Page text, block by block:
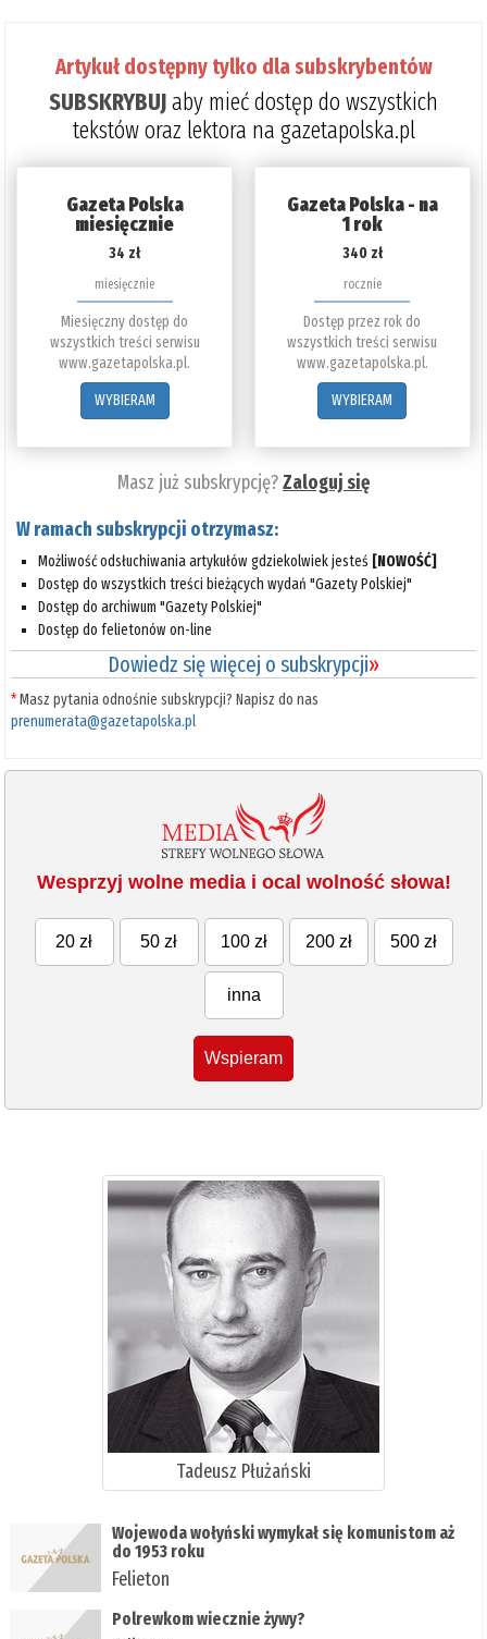
Artykuł dostępny tylko dla subskrybentów
SUBSKRYBUJaby mieć dostęp do wszystkich
tekstów oraz lektora na gazetapolska.pl
Gazeta Polska
miesięcznie
34 zł
miesięcznie
Miesięczny dostęp do
wszystkich treści serwisu
www.gazetapolska.pl.
WYBIERAM
Gazeta Polska - na
1 rok
340 zł
rocznie
Dostęp przez rok do
wszystkich treści serwisu
www.gazetapolska.pl.
WYBIERAM
Masz już subskrypcję?Zaloguj się
W ramach subskrypcji otrzymasz:
Możliwość odsłuchiwania artykułów gdziekolwiek jesteś [NOWOŚĆ]
Dostęp do wszystkich treści bieżących wydań "Gazety Polskiej"
Dostęp do archiwum "Gazety Polskiej"
Dostęp do felietonów on-line
Dowiedz się więcej o subskrypcji»
*Masz pytania odnośnie subskrypcji? Napisz do nas
prenumerata@gazetapolska.pl
Wesprzyj wolne media i ocal wolność słowa!
20 zł 50 zł 100 zł 200 zł 500 zł
inna
Wspieram
Tadeusz Płużański
Wojewoda wołyński wymykał się komunistom aż
do 1953 roku
Felieton
Polrewkom wiecznie żywy?